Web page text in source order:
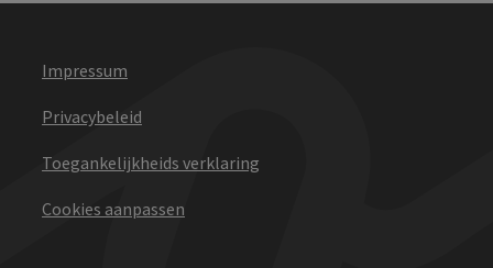
Impressum
Privacybeleid
Toegankelijkheids verklaring
Cookies aanpassen